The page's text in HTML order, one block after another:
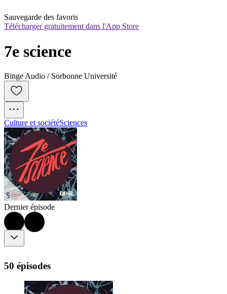
Sauvegarde des favoris
Télécharger gratuitement dans l'App Store
7e science
Binge Audio / Sorbonne Université
Culture et sociétéSciences
Dernier épisode
50 épisodes